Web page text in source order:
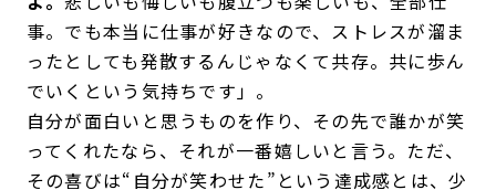
事。でも本当に仕事が好きなので、ストレスが溜ま
ったとしても発散するんじゃなくて共存。共に歩ん
でいくという気持ちです」。
自分が面白いと思うものを作り、その先で誰かが笑
ってくれたなら、それが一番嬉しいと言う。ただ、
その喜びは“自分が笑わせた”という達成感とは、少